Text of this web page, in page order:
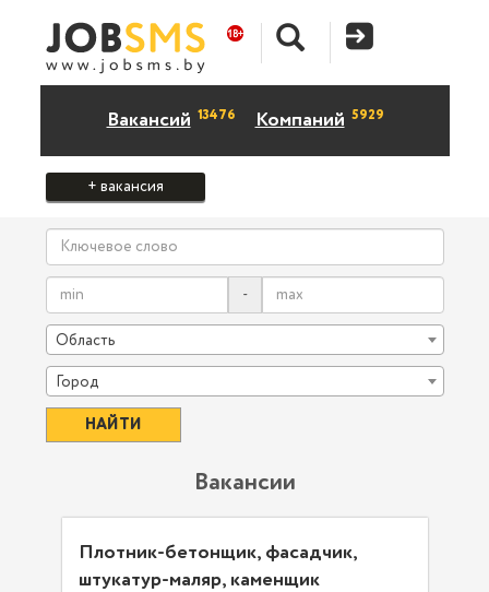
Вакансий 13476 Компаний 5929
+ вакансия
-
Область
Город
Вакансии
Плотник-бетонщик, фасадчик,
штукатур-маляр, каменщик